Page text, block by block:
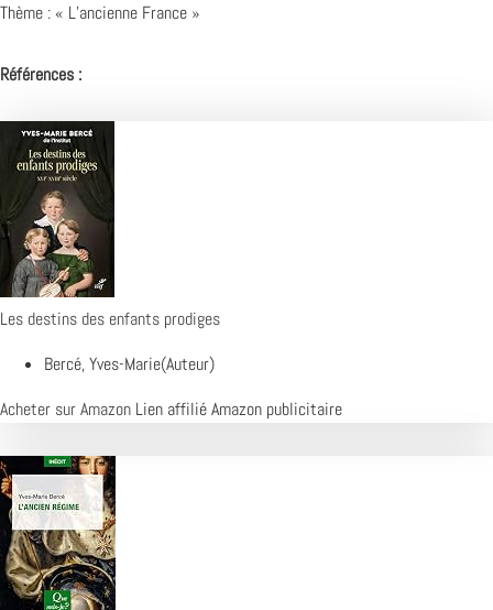
Thème : « L’ancienne France »
Références :
Les destins des enfants prodiges
Bercé, Yves-Marie(Auteur)
Acheter sur Amazon Lien affilié Amazon publicitaire